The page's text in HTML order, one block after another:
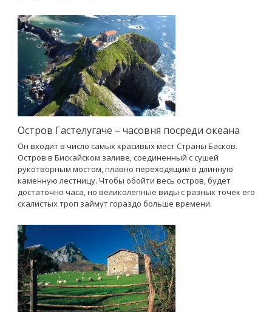
Остров Гастелугаче – часовня посреди океана
Он входит в число самых красивых мест Страны Басков.
Остров в Бискайском заливе, соединенный с сушей
рукотворным мостом, плавно переходящим в длинную
каменную лестницу. Чтобы обойти весь остров, будет
достаточно часа, но великолепные виды с разных точек его
скалистых троп займут гораздо больше времени.